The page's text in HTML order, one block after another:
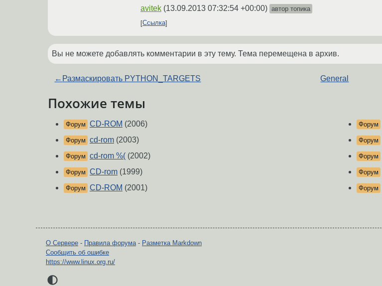
avitek (13.09.2013 07:32:54 +00:00) автор топика
Ссылка
Вы не можете добавлять комментарии в эту тему. Тема перемещена в архив.
← Размаскировать PYTHON_TARGETS General
Похожие темы
Форум CD-ROM (2006)
Форум cd-rom (2003)
Форум cd-rom %( (2002)
Форум CD-rom (1999)
Форум CD-ROM (2001)
Форум
Форум
Форум
Форум
Форум
О Сервере - Правила форума- Разметка Markdown
Сообщить об ошибке
https://www.linux.org.ru/